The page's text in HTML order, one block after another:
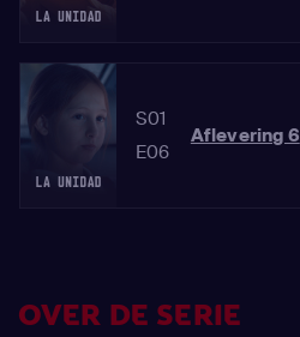
S01
E06
Aflevering 6
OVER DE SERIE